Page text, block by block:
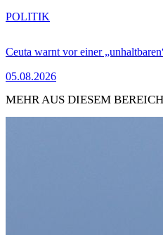
Ceuta warnt vor einer
05.08.2026
POLITIK
MEHR AUS DIESEM BEREICH